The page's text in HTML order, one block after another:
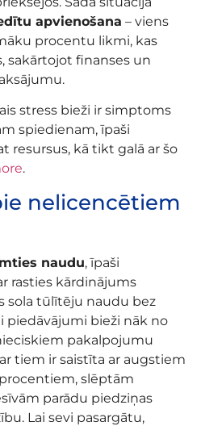
apvienošana – viens
procentu likmi, kas
sakārtojot finanses un
stress bieži ir simptoms
spiedienam, īpaši
resursus, kā tikt galā ar šo
.
nelicencētiem
naudu, īpaši
rasties kārdinājums
sola tūlītēju naudu bez
piedāvājumi bieži nāk no
pakalpojumu
tiem ir saistīta ar augstiem
slēptām
parādu piedziņas
Lai sevi pasargātu,